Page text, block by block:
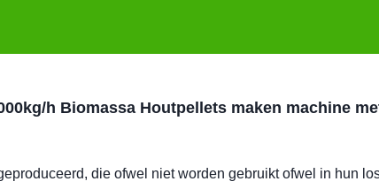
h Biomassa Houtpellets maken machine
die ofwel niet worden gebruikt ofwel in hun